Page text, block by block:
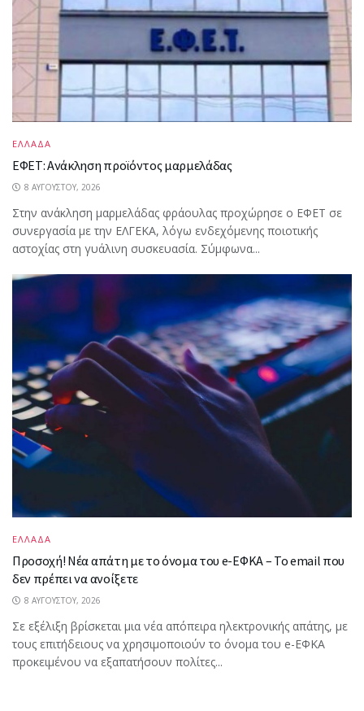
ΕΛΛΑΔΑ
ΕΦΕΤ: Ανάκληση προϊόντος μαρμελάδας
8 ΑΥΓΟΎΣΤΟΥ, 2026
Στην ανάκληση μαρμελάδας φράουλας προχώρησε ο ΕΦΕΤ σε
συνεργασία με την ΕΛΓΕΚΑ, λόγω ενδεχόμενης ποιοτικής
αστοχίας στη γυάλινη συσκευασία. Σύμφωνα...
ΕΛΛΑΔΑ
Προσοχή! Νέα απάτη με το όνομα του e-ΕΦΚΑ – Το email που
δεν πρέπει να ανοίξετε
8 ΑΥΓΟΎΣΤΟΥ, 2026
Σε εξέλιξη βρίσκεται μια νέα απόπειρα ηλεκτρονικής απάτης, με
τους επιτήδειους να χρησιμοποιούν το όνομα του e-ΕΦΚΑ
προκειμένου να εξαπατήσουν πολίτες...